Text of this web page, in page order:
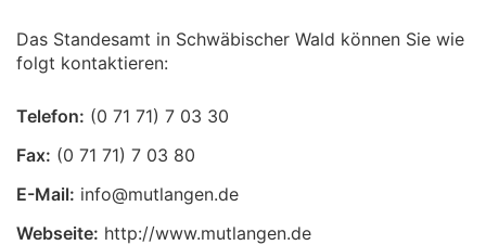
Das Standesamt in Schwäbischer Wald können Sie wie
folgt kontaktieren:
Telefon:
Fax:
E-Mail:
Webseite: http://www.mutlangen.de